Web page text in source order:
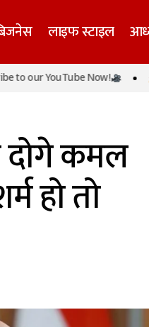
लाइफ स्टाइल
ही खिलेगा, राहुल
YouTube Now! Stay
दोगे कमल
हो तो